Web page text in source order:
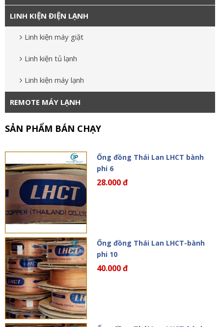
LINH KIỆN ĐIỆN LẠNH
Linh kiện máy giặt
Linh kiện tủ lạnh
Linh kiện máy lạnh
REMOTE MÁY LẠNH
SẢN PHẨM BÁN CHẠY
Ống đồng Thái Lan LHCT bành
phi 6
28.000 đ
Ống đồng Thái Lan LHCT-bành
phi 10
40.000 đ